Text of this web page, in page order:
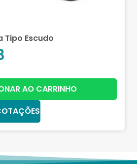
Tipo Escudo
AO CARRINHO